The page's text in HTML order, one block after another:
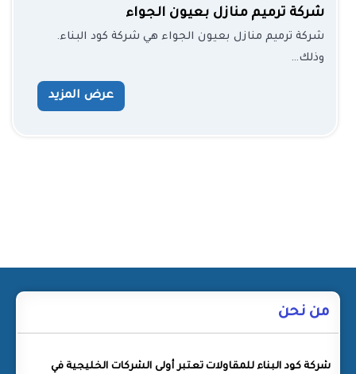
شركة ترميم منازل بعيون الجواء
شركة ترميم منازل بعيون الجواء هي شركة كود البناء.
وذلك…
عرض المزيد
من نحن
شركة كود البناء للمقاولات تعتبر أولى الشركات الخليجية في